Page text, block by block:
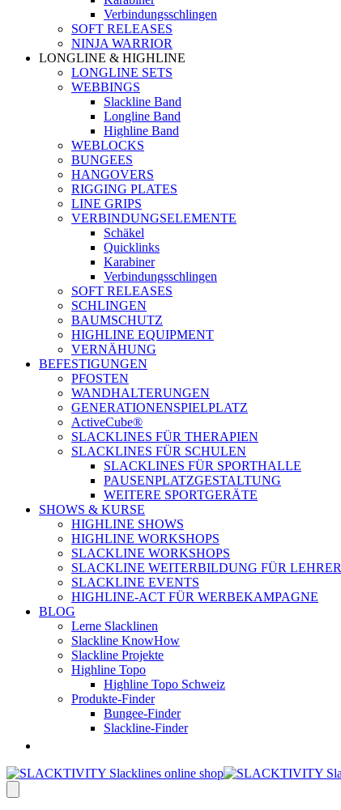
Verbindungsschlingen
SOFT RELEASES
NINJA WARRIOR
LONGLINE & HIGHLINE
LONGLINE SETS
WEBBINGS
Slackline Band
Longline Band
Highline Band
WEBLOCKS
BUNGEES
HANGOVERS
RIGGING PLATES
LINE GRIPS
VERBINDUNGSELEMENTE
Schäkel
Quicklinks
Karabiner
Verbindungsschlingen
SOFT RELEASES
SCHLINGEN
BAUMSCHUTZ
HIGHLINE EQUIPMENT
VERNÄHUNG
BEFESTIGUNGEN
PFOSTEN
WANDHALTERUNGEN
GENERATIONENSPIELPLATZ
ActiveCube®
SLACKLINES FÜR THERAPIEN
SLACKLINES FÜR SCHULEN
SLACKLINES FÜR SPORTHALLE
PAUSENPLATZGESTALTUNG
WEITERE SPORTGERÄTE
SHOWS & KURSE
HIGHLINE SHOWS
HIGHLINE WORKSHOPS
SLACKLINE WORKSHOPS
SLACKLINE WEITERBILDUNG FÜR LEHRER
SLACKLINE EVENTS
HIGHLINE-ACT FÜR WERBEKAMPAGNE
BLOG
Lerne Slacklinen
Slackline KnowHow
Slackline Projekte
Highline Topo
Highline Topo Schweiz
Produkte-Finder
Bungee-Finder
Slackline-Finder